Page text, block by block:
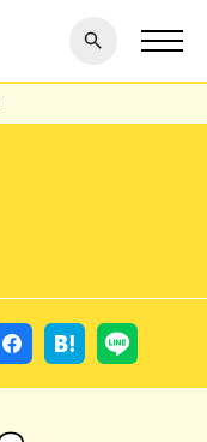
探す
閉じ
る